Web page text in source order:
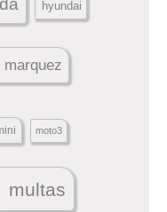
hyundai
marquez
moto3
multas